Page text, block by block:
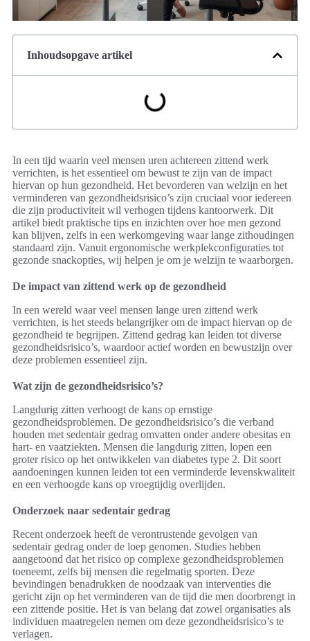
Inhoudsopgave artikel
In een tijd waarin veel mensen uren achtereen zittend werk
verrichten, is het essentieel om bewust te zijn van de impact
hiervan op hun gezondheid. Het bevorderen van welzijn en het
verminderen van gezondheidsrisico’s zijn cruciaal voor iedereen
die zijn productiviteit wil verhogen tijdens kantoorwerk. Dit
artikel biedt praktische tips en inzichten over hoe men gezond
kan blijven, zelfs in een werkomgeving waar lange zithoudingen
standaard zijn. Vanuit ergonomische werkplekconfiguraties tot
gezonde snackopties, wij helpen je om je welzijn te waarborgen.
De impact van zittend werk op de gezondheid
In een wereld waar veel mensen lange uren zittend werk
verrichten, is het steeds belangrijker om de impact hiervan op de
gezondheid te begrijpen. Zittend gedrag kan leiden tot diverse
gezondheidsrisico’s, waardoor actief worden en bewustzijn over
deze problemen essentieel zijn.
Wat zijn de gezondheidsrisico’s?
Langdurig zitten verhoogt de kans op ernstige
gezondheidsproblemen. De gezondheidsrisico’s die verband
houden met sedentair gedrag omvatten onder andere obesitas en
hart- en vaatziekten. Mensen die langdurig zitten, lopen een
groter risico op het ontwikkelen van diabetes type 2. Dit soort
aandoeningen kunnen leiden tot een verminderde levenskwaliteit
en een verhoogde kans op vroegtijdig overlijden.
Onderzoek naar sedentair gedrag
Recent onderzoek heeft de verontrustende gevolgen van
sedentair gedrag onder de loep genomen. Studies hebben
aangetoond dat het risico op complexe gezondheidsproblemen
toeneemt, zelfs bij mensen die regelmatig sporten. Deze
bevindingen benadrukken de noodzaak van interventies die
gericht zijn op het verminderen van de tijd die men doorbrengt in
een zittende positie. Het is van belang dat zowel organisaties als
individuen maatregelen nemen om deze gezondheidsrisico’s te
verlagen.